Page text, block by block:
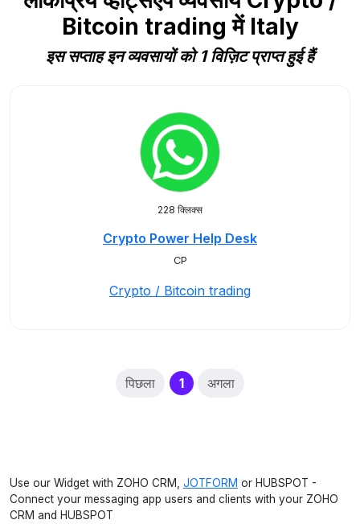
Bitcoin trading में Italy
इस सप्ताह इन व्यवसायों को 1 विज़िट प्राप्त हुई हैं
228 क्लिक्स
Crypto Power Help Desk
CP
Crypto / Bitcoin trading
पिछला 1(current)
अगला
Use our Widget with ZOHO CRM, JOTFORM or HUBSPOT -
Connect your messaging app users and clients with your ZOHO
CRM and HUBSPOT